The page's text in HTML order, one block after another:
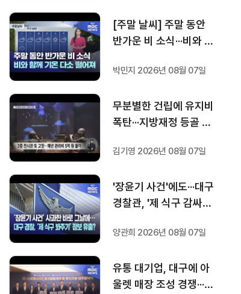
[주말 날씨] 주말 동안
반가운 비 소식···비와 함
박민지 2026년 08월 07일
무분별한 건립에 유지비
폭탄···지방재정 등골 휜
김기영 2026년 08월 07일
'장윤기 사건'에도···대구
경찰관, '제 식구 감싸
양관희 2026년 08월 07일
유통 대기업, 대구에 아
울렛 매장 조성 경쟁···기